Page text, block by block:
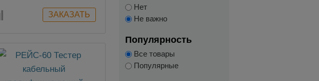
Нет
Не важно
Популярность
Все товары
Популярные